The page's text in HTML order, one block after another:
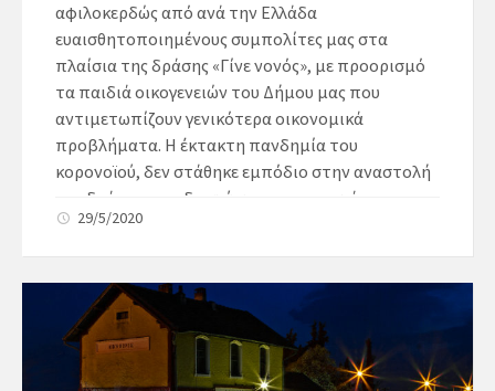
αφιλοκερδώς από ανά την Ελλάδα
ευαισθητοποιημένους συμπολίτες μας στα
πλαίσια της δράσης «Γίνε νονός», με προορισμό
τα παιδιά οικογενειών του Δήμου μας που
αντιμετωπίζουν γενικότερα οικονομικά
προβλήματα. Η έκτακτη πανδημία του
κορονοϊού, δεν στάθηκε εμπόδιο στην αναστολή
της δράσης, αποδεικνύοντας πως η αγάπη, η
αλληλεγγύη, η ανιδιοτέλεια και η προσφορά δεν
μπαίνουν σε καραντίνα… Θερμές ευχαριστίες και
στους δωρητές συμπολίτες μας, που με όπλο την
ανθρωπιά γίνονται παράδειγμα προς μίμηση για
όλους μας.
Τα δωράκια, θα μοιραστούν στα παιδιά του
29/5/2020